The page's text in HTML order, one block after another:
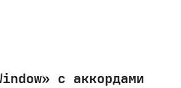
с аккордами